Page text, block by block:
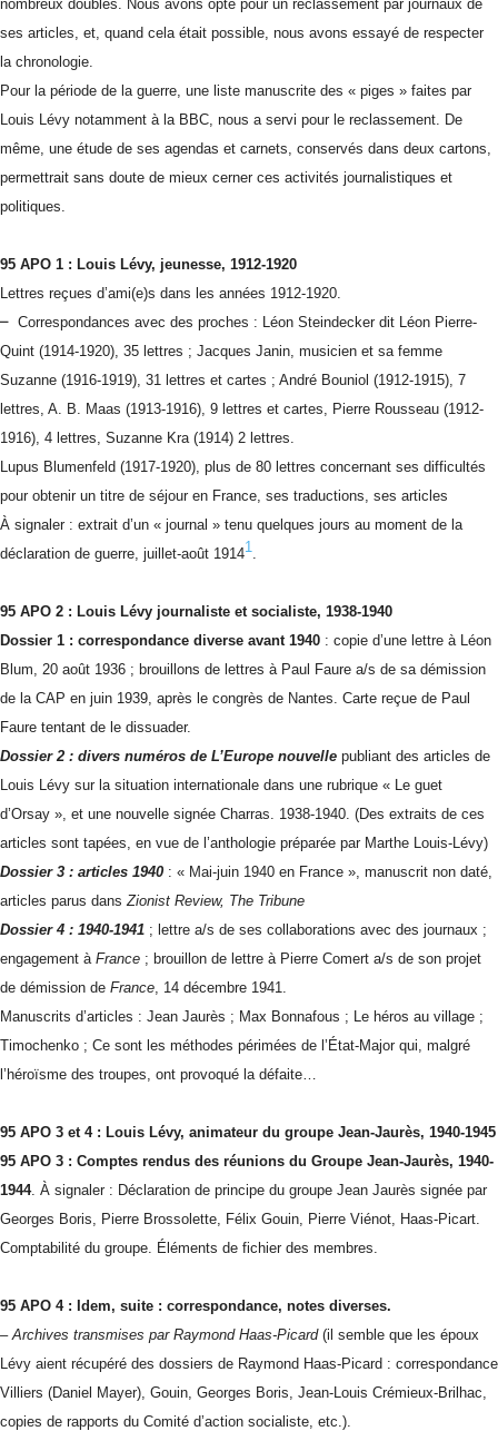
nombreux doubles. Nous avons opté pour un reclassement par journaux de
ses articles, et, quand cela était possible, nous avons essayé de respecter
la chronologie.
Pour la période de la guerre, une liste manuscrite des « piges » faites par
Louis Lévy notamment à la BBC, nous a servi pour le reclassement. De
même, une étude de ses agendas et carnets, conservés dans deux cartons,
permettrait sans doute de mieux cerner ces activités journalistiques et
politiques.
95 APO 1 : Louis Lévy, jeunesse, 1912-1920
Lettres reçues d’ami(e)s dans les années 1912-1920.
– Correspondances avec des proches : Léon Steindecker dit Léon Pierre-
Quint (1914-1920), 35 lettres ; Jacques Janin, musicien et sa femme
Suzanne (1916-1919), 31 lettres et cartes ; André Bouniol (1912-1915), 7
lettres, A. B. Maas (1913-1916), 9 lettres et cartes, Pierre Rousseau (1912-
1916), 4 lettres, Suzanne Kra (1914) 2 lettres.
Lupus Blumenfeld (1917-1920), plus de 80 lettres concernant ses difficultés
pour obtenir un titre de séjour en France, ses traductions, ses articles
À signaler : extrait d’un « journal » tenu quelques jours au moment de la
déclaration de guerre, juillet-août 19141.
95 APO 2 : Louis Lévy journaliste et socialiste, 1938-1940
Dossier 1 : correspondance diverse avant 1940 : copie d’une lettre à Léon
Blum, 20 août 1936 ; brouillons de lettres à Paul Faure a/s de sa démission
de la CAP en juin 1939, après le congrès de Nantes. Carte reçue de Paul
Faure tentant de le dissuader.
Dossier 2 : divers numéros de L’Europe nouvelle publiant des articles de
Louis Lévy sur la situation internationale dans une rubrique « Le guet
d’Orsay », et une nouvelle signée Charras. 1938-1940. (Des extraits de ces
articles sont tapées, en vue de l’anthologie préparée par Marthe Louis-Lévy)
Dossier 3 : articles 1940 : « Mai-juin 1940 en France », manuscrit non daté,
articles parus dansZionist Review, The Tribune
Dossier 4 : 1940-1941 ; lettre a/s de ses collaborations avec des journaux ;
engagement à France ; brouillon de lettre à Pierre Comert a/s de son projet
de démission de France, 14 décembre 1941.
Manuscrits d’articles : Jean Jaurès ; Max Bonnafous ; Le héros au village ;
Timochenko ; Ce sont les méthodes périmées de l’État-Major qui, malgré
l’héroïsme des troupes, ont provoqué la défaite…
95 APO 3 et 4 : Louis Lévy, animateur du groupe Jean-Jaurès, 1940-1945
95 APO 3 : Comptes rendus des réunions du Groupe Jean-Jaurès, 1940-
1944. À signaler : Déclaration de principe du groupe Jean Jaurès signée par
Georges Boris, Pierre Brossolette, Félix Gouin, Pierre Viénot, Haas-Picart.
Comptabilité du groupe. Éléments de fichier des membres.
95 APO 4 : Idem, suite : correspondance, notes diverses.
– Archives transmises par Raymond Haas-Picard (il semble que les époux
Lévy aient récupéré des dossiers de Raymond Haas-Picard : correspondance
Villiers (Daniel Mayer), Gouin, Georges Boris, Jean-Louis Crémieux-Brilhac,
copies de rapports du Comité d’action socialiste, etc.).